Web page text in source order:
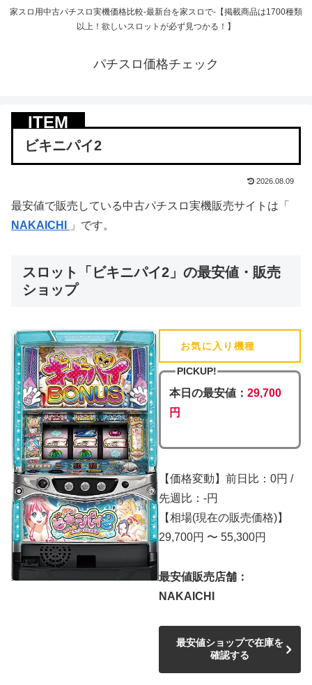
家スロ用中古パチスロ実機価格比較-最新台を家スロで-【掲載商品は1700種類
以上！欲しいスロットが必ず見つかる！】
パチスロ価格チェック
ビキニパイ2
2026.08.09
最安値で販売している中古パチスロ実機販売サイトは「
NAKAICHI
」です。
スロット「ビキニパイ2」の最安値・販売
ショップ
お気に入り機種
PICKUP!
本日の最安値：29,700
円
【価格変動】前日比：0円 /
先週比：-円
【相場(現在の販売価格)】
29,700円 〜 55,300円
最安値販売店舗：
NAKAICHI
最安値ショップで在庫を
確認する